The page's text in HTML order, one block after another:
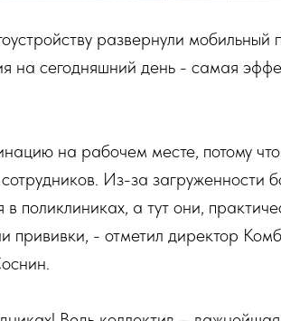
развернули мобильный
на сегодняшний день - самая
на рабочем месте, потому
Из-за загруженности
поликлиниках, а тут они,
прививки, - отметил директор